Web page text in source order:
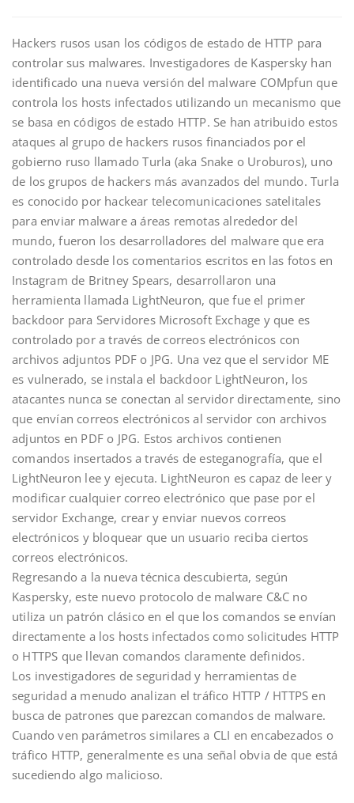
Hackers rusos usan los códigos de estado de HTTP para
controlar sus malwares. Investigadores de Kaspersky han
identificado una nueva versión del malware COMpfun que
controla los hosts infectados utilizando un mecanismo que
se basa en códigos de estado HTTP. Se han atribuido estos
ataques al grupo de hackers rusos financiados por el
gobierno ruso llamado Turla (aka Snake o Uroburos), uno
de los grupos de hackers más avanzados del mundo. Turla
es conocido por hackear telecomunicaciones satelitales
para enviar malware a áreas remotas alrededor del
mundo, fueron los desarrolladores del malware que era
controlado desde los comentarios escritos en las fotos en
Instagram de Britney Spears, desarrollaron una
herramienta llamada LightNeuron, que fue el primer
backdoor para Servidores Microsoft Exchage y que es
controlado por a través de correos electrónicos con
archivos adjuntos PDF o JPG. Una vez que el servidor ME
es vulnerado, se instala el backdoor LightNeuron, los
atacantes nunca se conectan al servidor directamente, sino
que envían correos electrónicos al servidor con archivos
adjuntos en PDF o JPG. Estos archivos contienen
comandos insertados a través de esteganografía, que el
LightNeuron lee y ejecuta. LightNeuron es capaz de leer y
modificar cualquier correo electrónico que pase por el
servidor Exchange, crear y enviar nuevos correos
electrónicos y bloquear que un usuario reciba ciertos
correos electrónicos.
Regresando a la nueva técnica descubierta, según
Kaspersky, este nuevo protocolo de malware C&C no
utiliza un patrón clásico en el que los comandos se envían
directamente a los hosts infectados como solicitudes HTTP
o HTTPS que llevan comandos claramente definidos.
Los investigadores de seguridad y herramientas de
seguridad a menudo analizan el tráfico HTTP / HTTPS en
busca de patrones que parezcan comandos de malware.
Cuando ven parámetros similares a CLI en encabezados o
tráfico HTTP, generalmente es una señal obvia de que está
sucediendo algo malicioso.